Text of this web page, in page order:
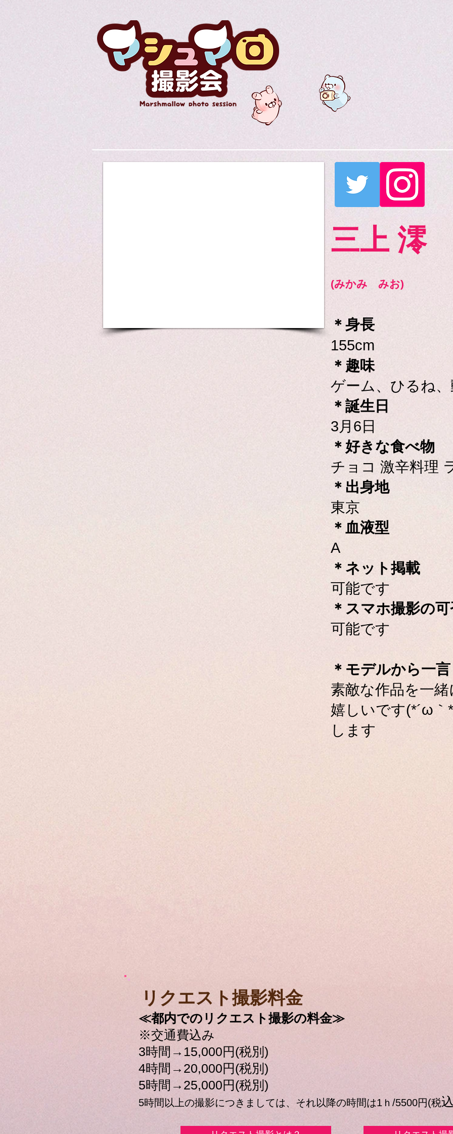
三上 澪
(みかみ みお)
＊ 身長
155cm
＊趣味
ゲーム、ひるね
＊誕生日
3月6日
＊好きな食べ物
チョコ 激辛料理
＊出身地
東京
＊血液型
A
＊ネット掲載
可能です
＊スマホ撮影の
可能です
＊モデルから一言
素敵な作品を一
嬉しいです(*´ω
します
​リクエスト撮影料金
≪都内でのリクエスト撮影の料金≫
※交通費込み
3時間→15,000円(税別)
4時間→20,000円(税別)
5時間→25,000円(税別)
5時間以上の撮影につきましては、それ以降の時間は1ｈ/5500円(税